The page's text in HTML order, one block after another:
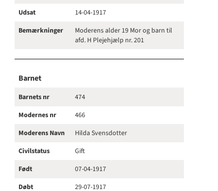
Udsat
14-04-1917
Bemærkninger
Moderens alder 19 Mor og barn til
afd. H Plejehjælp nr. 201
Barnet
Barnets nr
474
Modernes nr
466
Moderens Navn
Hilda Svensdotter
Civilstatus
Gift
Født
07-04-1917
Døbt
29-07-1917